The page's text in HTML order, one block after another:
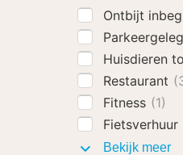
Ontbijt
Huisdieren
Restaurant
Fitness (1)
Fietsverhuur
Bekijk meer